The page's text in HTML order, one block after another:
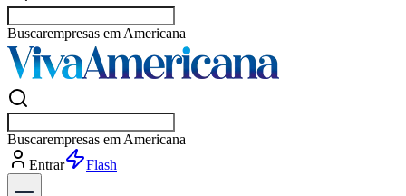
Buscaresportes
Buscaresportes
Entrar
Flash